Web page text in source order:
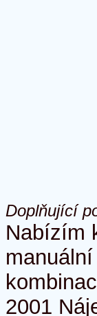
Doplňující
Nabízím
2001